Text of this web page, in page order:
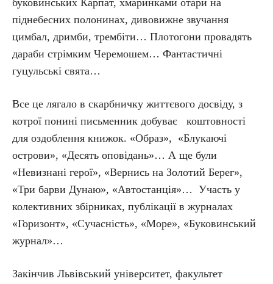
буковинських Карпат, хмаринками отари на
піднебесних полонинах, дивовижне звучання
цимбал, дримби, трембіти… Плотогони провадять
дараби стрімким Черемошем… Фантастичні
гуцульські свята…
Все це лягало в скарбничку життєвого досвіду, з
котрої понині письменник добуває коштовності
для оздоблення книжок. «Образ», «Блукаючі
острови», «Десять оповідань»… А ще були
«Невизнані герої», «Вернись на Золотий Берег»,
«Три барви Дунаю», «Автостанція»… Участь у
колективних збірниках, публікації в журналах
«Горизонт», «Сучасність», «Море», «Буковинський
журнал»…
Закінчив Львівський університет, факультет